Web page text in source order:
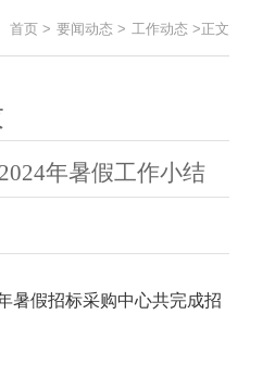
首页 > 要闻动态 > 工作动态 > 正文
年暑假工作小结
暑假招标采购中心共完成招